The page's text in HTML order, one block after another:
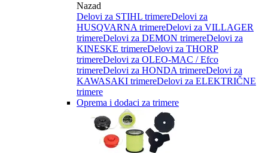
Nazad
Delovi za STIHL trimereDelovi za
HUSQVARNA trimereDelovi za VILLAGER
trimereDelovi za DEMON trimereDelovi za
KINESKE trimereDelovi za THORP
trimereDelovi za OLEO-MAC / Efco
trimereDelovi za HONDA trimereDelovi za
KAWASAKI trimereDelovi za ELEKTRIČNE
trimere
Oprema i dodaci za trimere